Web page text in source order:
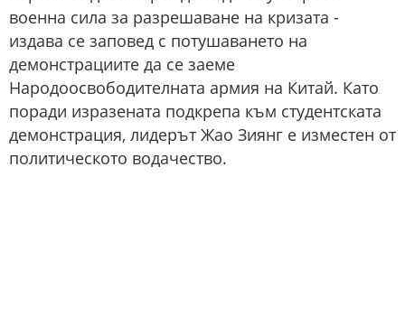
военна сила за разрешаване на кризата -
издава се заповед с потушаването на
демонстрациите да се заеме
Народоосвободителната армия на Китай. Като
поради изразената подкрепа към студентската
демонстрация, лидерът Жао Зиянг е изместен от
политическото водачество.